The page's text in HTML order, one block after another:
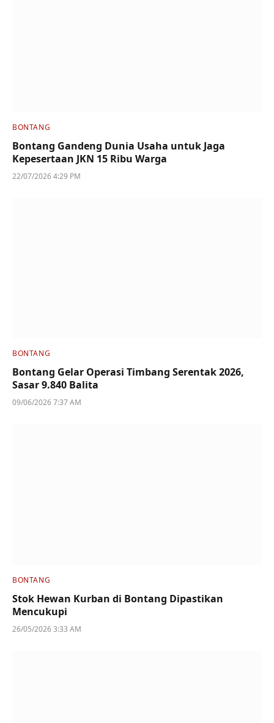
BONTANG
Bontang Gandeng Dunia Usaha untuk Jaga
Kepesertaan JKN 15 Ribu Warga
22/07/2026 4:29 PM
BONTANG
Bontang Gelar Operasi Timbang Serentak 2026,
Sasar 9.840 Balita
09/06/2026 7:37 AM
BONTANG
Stok Hewan Kurban di Bontang Dipastikan
Mencukupi
26/05/2026 3:33 AM